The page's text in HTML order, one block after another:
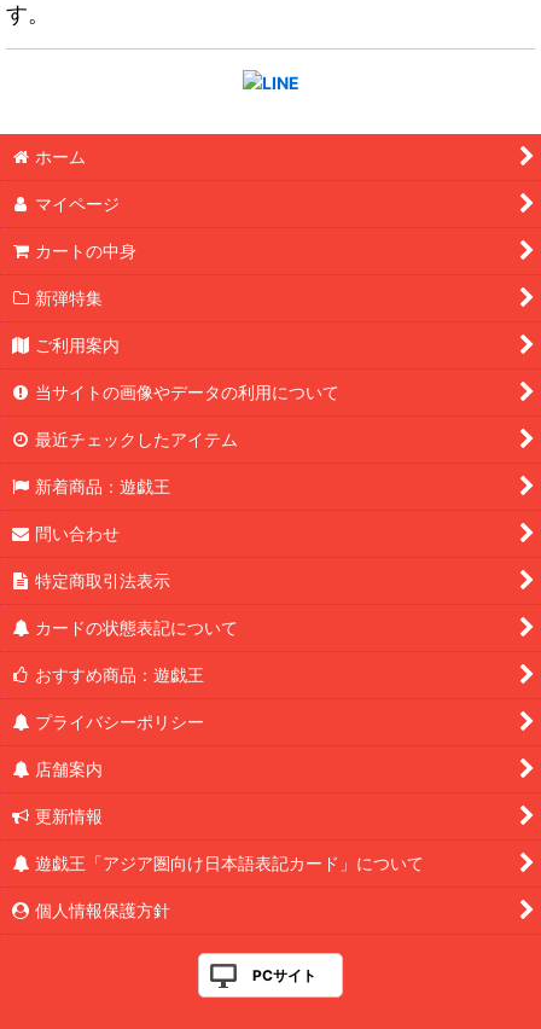
す。
ホーム
マイページ
カートの中身
新弾特集
ご利用案内
当サイトの画像やデータの利用について
最近チェックしたアイテム
新着商品：遊戯王
問い合わせ
特定商取引法表示
カードの状態表記について
おすすめ商品：遊戯王
プライバシーポリシー
店舗案内
更新情報
遊戯王「アジア圏向け日本語表記カード」について
個人情報保護方針
PCサイト